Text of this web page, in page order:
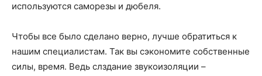
используются саморезы и дюбеля.
Чтобы все было сделано верно, лучше обратиться к
нашим специалистам. Так вы сэкономите собственные
силы, время. Ведь слздание звукоизоляции –